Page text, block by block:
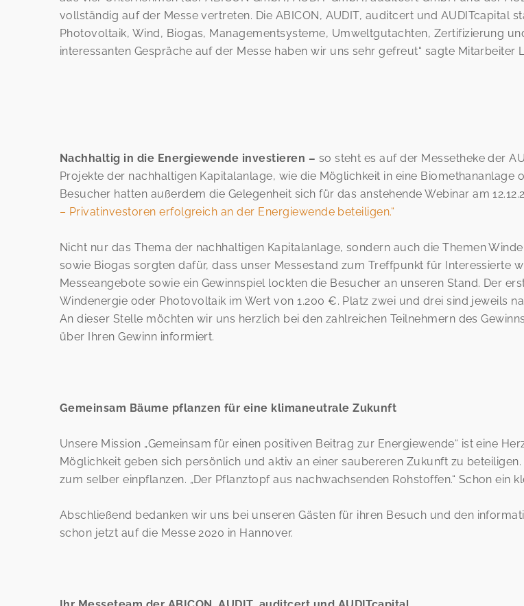
vollständig auf der Messe vertreten. Die ABICON, AUDIT, auditcert und AUDITcapital
Photovoltaik, Wind, Biogas, Managementsysteme, Umweltgutachten, Zertifizierung
interessanten Gespräche auf der Messe haben wir uns sehr gefreut“ sagte Mitarbeiter
Nachhaltig in die Energiewende investieren – so steht es auf der Messetheke der
Projekte der nachhaltigen Kapitalanlage, wie die Möglichkeit in eine Biomethananlage
Besucher hatten außerdem die Gelegenheit sich für das anstehende Webinar am
– Privatinvestoren erfolgreich an der Energiewende beteiligen.“
Nicht nur das Thema der nachhaltigen Kapitalanlage, sondern auch die Themen
sowie Biogas sorgten dafür, dass unser Messestand zum Treffpunkt für Interessierte
Messeangebote sowie ein Gewinnspiel lockten die Besucher an unseren Stand. Der
Windenergie oder Photovoltaik im Wert von 1.200 €. Platz zwei und drei sind jeweils
An dieser Stelle möchten wir uns herzlich bei den zahlreichen Teilnehmern des
über Ihren Gewinn informiert.
Gemeinsam Bäume pflanzen für eine klimaneutrale Zukunft
Unsere Mission „Gemeinsam für einen positiven Beitrag zur Energiewende“ ist eine
Möglichkeit geben sich persönlich und aktiv an einer saubereren Zukunft zu
zum selber einpflanzen. „Der Pflanztopf aus nachwachsenden Rohstoffen.“ Schon ein
Abschließend bedanken wir uns bei unseren Gästen für ihren Besuch und den
schon jetzt auf die Messe 2020 in Hannover.